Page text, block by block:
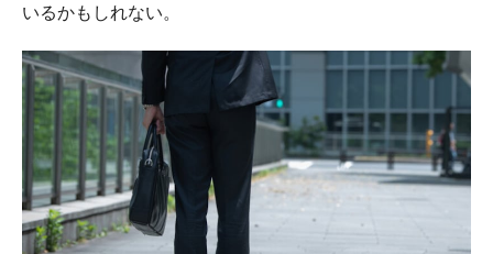
いるかもしれない。